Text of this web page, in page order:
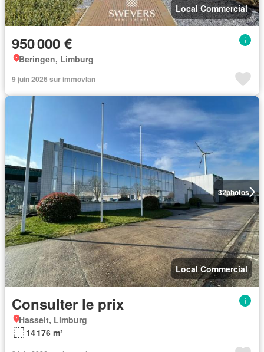
Local Commercial
950 000 €
Beringen, Limburg
9 juin 2026 sur immovlan
32photos
Local Commercial
Consulter le prix
Hasselt, Limburg
14 176 m²